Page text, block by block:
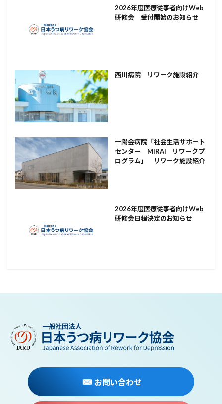
2026年度医療従事者向けWeb
研修会 受付開始のお知らせ
西川病院 リワーク施設紹介
一陽会病院「社会生活サポート
センター MIRAI リワークプ
ログラム」 リワーク施設紹介
2026年度医療従事者向けWeb
研修会日程決定のお知らせ
お問い合わせ